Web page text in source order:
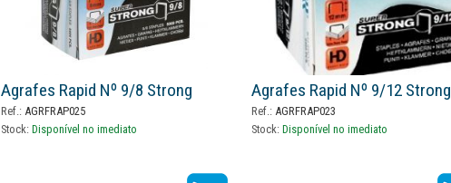
Agrafes Rapid Nº 9/8 Strong
Ref.:AGRFRAP025
Stock: Disponível no imediato
Agrafes Rapid Nº 9/12 Strong
Ref.:AGRFRAP023
Stock: Disponível no imediato